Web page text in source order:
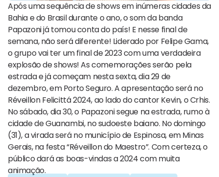
Após uma sequência de shows em inúmeras cidades da
Bahia e do Brasil durante o ano, o som da banda
Papazoni já tomou conta do país! E nesse final de
semana, não será diferente! Liderado por Felipe Gama,
o grupo vai ter um final de 2023 com uma verdadeira
explosão de shows! As comemorações serão pela
estrada e já começam nesta sexta, dia 29 de
dezembro, em Porto Seguro. A apresentação será no
Réveillon Felicittá 2024, ao lado do cantor Kevin, o Crhis.
No sábado, dia 30, o Papazoni segue na estrada, rumo à
cidade de Guanambi, no sudoeste baiano. No domingo
(31), a virada será no município de Espinosa, em Minas
Gerais, na festa “Réveillon do Maestro”. Com certeza, o
público dará as boas-vindas a 2024 com muita
animação.